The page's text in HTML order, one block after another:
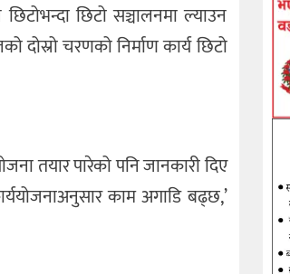
छिटो सञ्चालनमा ल्याउन
चरणको निर्माण कार्य छिटो
तयार पारेको पनि जानकारी दिए
काम अगाडि बढ्छ,’